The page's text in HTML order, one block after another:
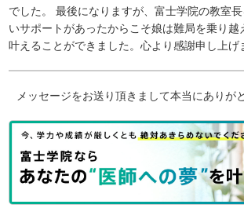
でした。 最後になりますが、富士学院の教室
いサポートがあったからこそ娘は難局を乗り越
叶えることができました。心より感謝申し上げ
メッセージをお送り頂きまして本当にありが